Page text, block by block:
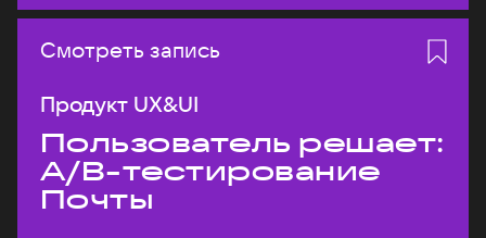
Смотреть запись
Продукт UX&UI
Пользователь решает:
A/B-тестирование
Почты